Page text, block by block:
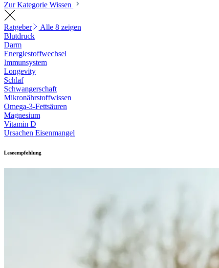
Zur Kategorie Wissen
Ratgeber
Alle 8 zeigen
Blutdruck
Darm
Energiestoffwechsel
Immunsystem
Longevity
Schlaf
Schwangerschaft
Mikronährstoffwissen
Omega-3-Fettsäuren
Magnesium
Vitamin D
Ursachen Eisenmangel
Leseempfehlung